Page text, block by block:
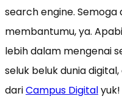
search engine.
membantumu, ya.
lebih dalam mengenai
seluk beluk dunia
dariCampus Digitalyuk!